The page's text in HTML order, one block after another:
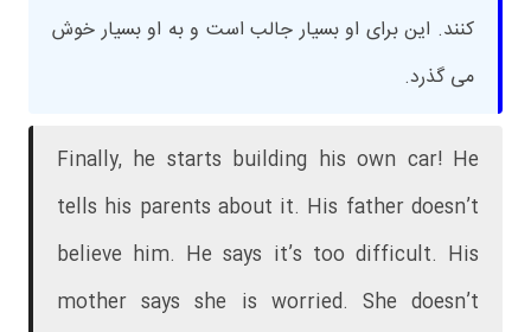
کنند. این برای او بسیار جالب است و به او بسیار خوش
می گذرد.
Finally, he starts building his own car! He
tells his parents about it. His father doesn’t
believe him. He says it’s too difficult. His
mother says she is worried. She doesn’t